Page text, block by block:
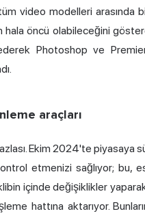
video modelleri arasında
öncü olabileceğini
Photoshop ve Premiere
araçları
Ekim 2024'te piyasaya
etmenizi sağlıyor; bu,
içinde değişiklikler
hattına aktarıyor.